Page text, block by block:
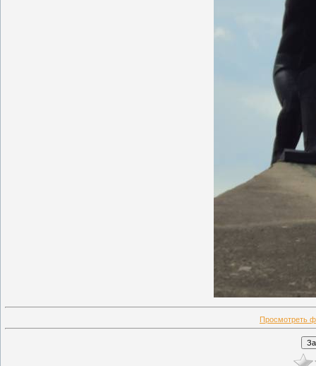
Просмотреть